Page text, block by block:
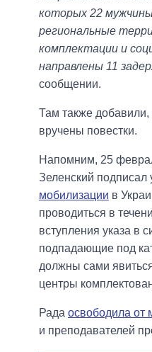
которых 22
региональные
комплектации и
направлены 11
сообщении.
Там также
вручены повестки.
Напомним, 25
Зеленский подписал
мобилизации в
проводиться в
вступления указа в
подпадающие под
должны сами
центры
Рада освободила от
и преподавателей